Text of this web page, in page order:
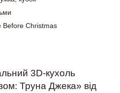
Before Christmas
3D-кухоль
Труна Джека» від